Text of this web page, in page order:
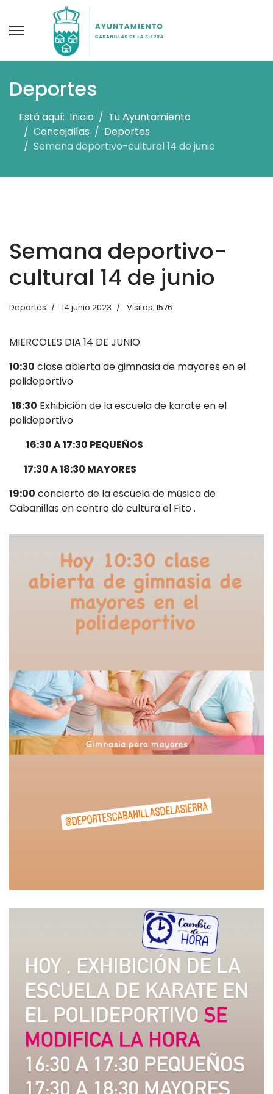
Deportes
Está aquí: Inicio
Tu Ayuntamiento
Concejalías
Deportes
Semana deportivo-cultural 14 de junio
Semana deportivo-
cultural 14 de junio
Deportes 14 junio 2023 Visitas: 1576
MIERCOLES DIA 14 DE JUNIO:
10:30 clase abierta de gimnasia de mayores en el
polideportivo
16:30 Exhibición de la escuela de karate en el
polideportivo
16:30 A 17:30 PEQUEÑOS
17:30 A 18:30 MAYORES
19:00 concierto de la escuela de música de
Cabanillas en centro de cultura el Fito .